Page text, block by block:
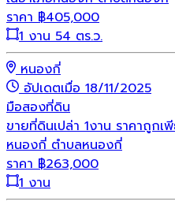
ราคา ฿405,000
1 งาน 54 ตร.ว.
หนองกี่
อัปเดตเมื่อ 18/11/2025
มือสองที่ดิน
ขายที่ดินเปล่า 1งาน ราคาถูก
หนองกี่ ตำบลหนองกี่
ราคา ฿263,000
1 งาน